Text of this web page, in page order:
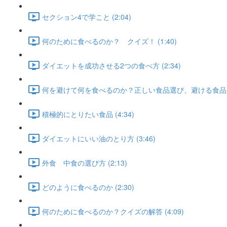
セクション4で学こと (2:04)
何のために食べるのか？ クイズ！ (1:40)
ダイエットを成功させる2つの食べ方 (2:34)
何を避けて何を食べるのか？正しい食品選び、避ける食
積極的にとりたい食品 (4:34)
ダイエットにいい油のとり方 (3:46)
外食 中食の選び方 (2:13)
どのように食べるのか (2:30)
何のために食べるのか？クイズの解答 (4:09)